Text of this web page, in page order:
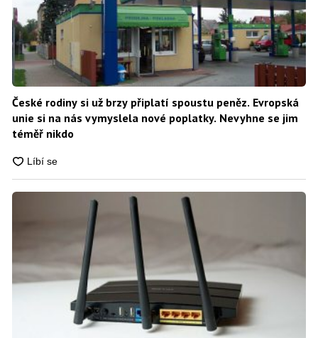
České rodiny si už brzy připlatí spoustu peněz. Evropská
unie si na nás vymyslela nové poplatky. Nevyhne se jim
téměř nikdo